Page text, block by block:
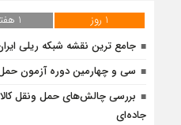
1 روز 1 هفته
جامع ترین نقشه شبکه ریلی
سی و چهارمین دوره آزمون
بررسی چالش‌های حمل ونقل
جاده‌ای